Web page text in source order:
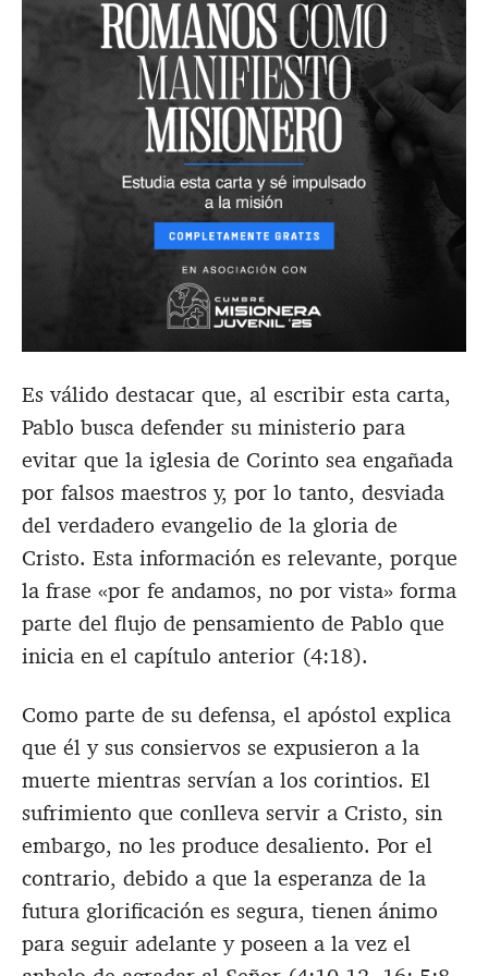
Es válido destacar que, al escribir esta carta,
Pablo busca defender su ministerio para
evitar que la iglesia de Corinto sea engañada
por falsos maestros y, por lo tanto, desviada
del verdadero evangelio de la gloria de
Cristo. Esta información es relevante, porque
la frase «por fe andamos, no por vista» forma
parte del flujo de pensamiento de Pablo que
inicia en el capítulo anterior (4:18).
Como parte de su defensa, el apóstol explica
que él y sus consiervos se expusieron a la
muerte mientras servían a los corintios. El
sufrimiento que conlleva servir a Cristo, sin
embargo, no les produce desaliento. Por el
contrario, debido a que la esperanza de la
futura glorificación es segura, tienen ánimo
para seguir adelante y poseen a la vez el